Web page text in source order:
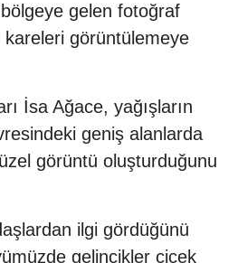
bölgeye gelen fotoğraf
kareleri görüntülemeye
İsa Ağace, yağışların
geniş alanlarda
görüntü oluşturduğunu
ilgi gördüğünü
gelincikler çiçek